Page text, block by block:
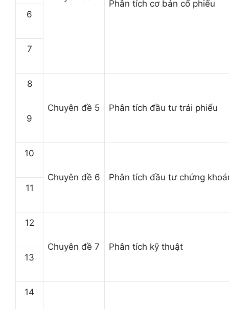
Phân tích cơ bản cổ phiếu
6
7
8
Chuyên đề 5
Phân tích đầu tư trái phiếu
9
10
Chuyên đề 6
Phân tích đầu tư chứng
11
12
Chuyên đề 7
Phân tích kỹ thuật
13
14